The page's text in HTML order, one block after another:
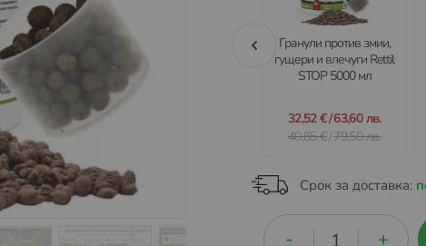
Ефективна ароматна
бариера срещу змии и
Гранули против змии,
гущери и влечуги Rettil
STOP 5000 мл
32,52 €/63,60 лв.
40,65 €/79,50 лв.
Срок за доставка: